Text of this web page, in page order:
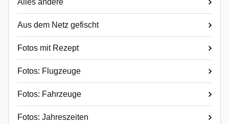
Alles andere
Aus dem Netz gefischt
Fotos mit Rezept
Fotos: Flugzeuge
Fotos: Fahrzeuge
Fotos: Jahreszeiten